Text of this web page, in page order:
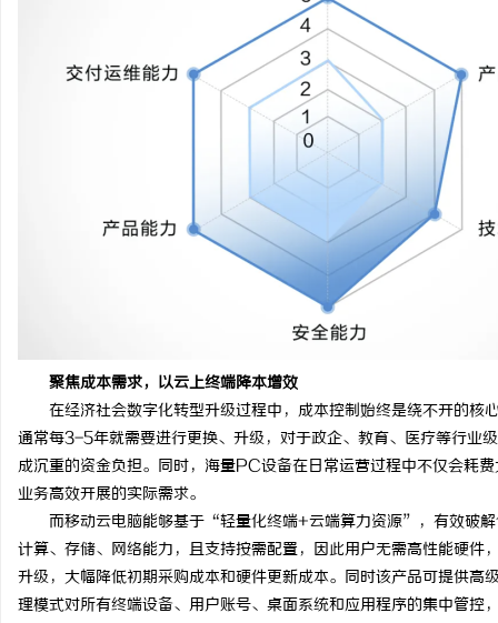
聚焦成本需求，以云上终端降本增效
在经济社会数字化转型升级过程中，成本控制始终是绕不开的核
通常每3-5年就需要进行更换、升级，对于政企、教育、医疗等行业
成沉重的资金负担。
同时，海量PC设备在日常运营过程中不仅会耗
业务高效开展的实际需求。
而移动云电脑能够基于 “轻量化终端+云端算力资源”，有效破
计算、存储、网络能力，且支持按需配置，因此用户无需高性能硬
升级，大幅降低初期采购成本和硬件更新成本。同时该产品可提供
理模式对所有终端设备、用户账号、桌面系统和应用程序的集中管控
武汉配眼镜 上海配眼镜